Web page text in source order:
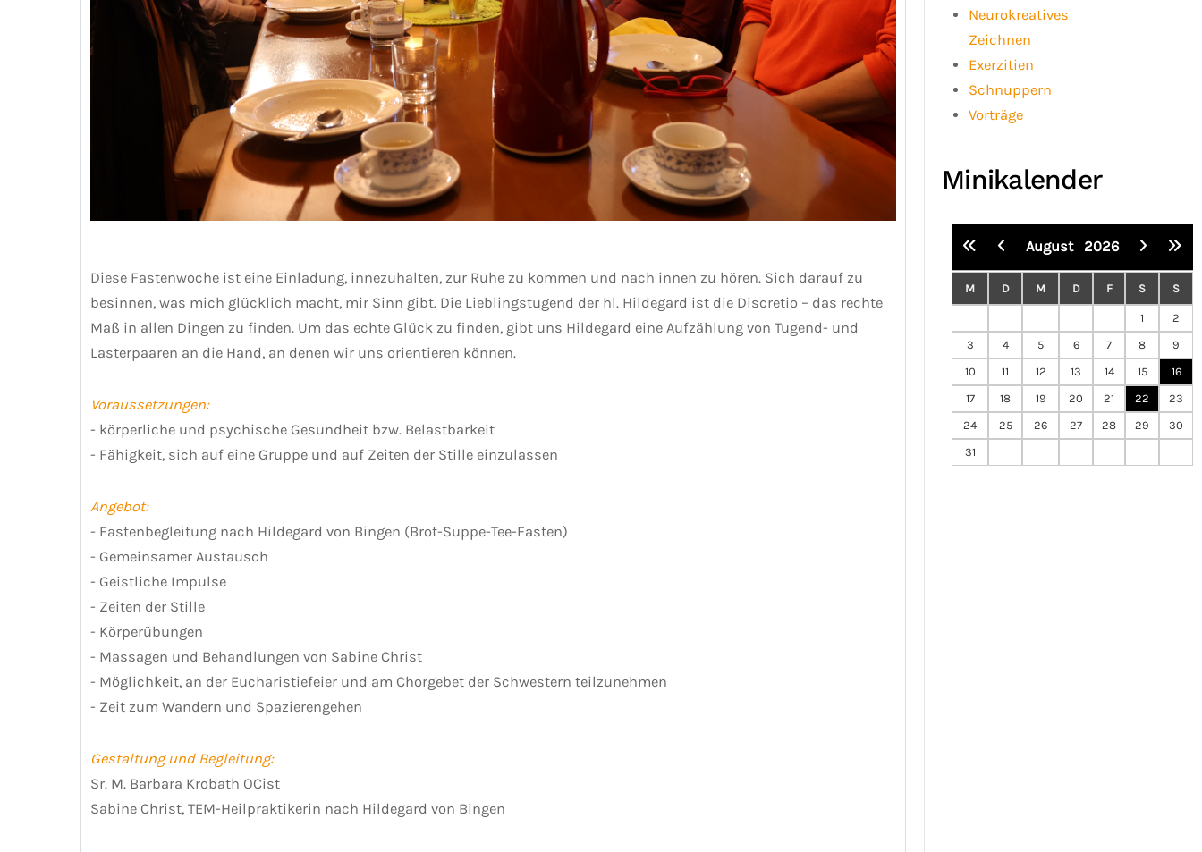
Diese Fastenwoche ist eine Einladung, innezuhalten, zur Ruhe zu kommen und nach innen zu hören. Sich darauf zu
besinnen, was mich glücklich macht, mir Sinn gibt. Die Lieblingstugend der hl. Hildegard ist die Discretio – das rechte
Maß in allen Dingen zu finden. Um das echte Glück zu finden, gibt uns Hildegard eine Aufzählung von Tugend- und
Lasterpaaren an die Hand, an denen wir uns orientieren können.
Voraussetzungen:
- körperliche und psychische Gesundheit bzw. Belastbarkeit
- Fähigkeit, sich auf eine Gruppe und auf Zeiten der Stille einzulassen
Angebot:
- Fastenbegleitung nach Hildegard von Bingen (Brot-Suppe-Tee-Fasten)
- Gemeinsamer Austausch
- Geistliche Impulse
- Zeiten der Stille
- Körperübungen
- Massagen und Behandlungen von Sabine Christ
- Möglichkeit, an der Eucharistiefeier und am Chorgebet der Schwestern teilzunehmen
- Zeit zum Wandern und Spazierengehen
Gestaltung und Begleitung:
Sr. M. Barbara Krobath OCist
Sabine Christ, TEM-Heilpraktikerin nach Hildegard von Bingen
Neurokreatives
Zeichnen
Exerzitien
Schnuppern
Vorträge
Minikalender
August 2026
M D M D F S S
1
2
3
4 5 6 7 8
9
10
11 12 13 14 15
16
17
18 19 20 21 22
23
24
25 26 27 28 29
30
31